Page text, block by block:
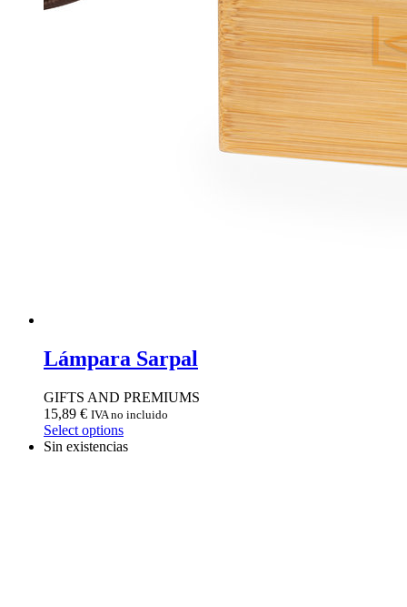
Lámpara Sarpal
GIFTS AND PREMIUMS
15,89 € IVA no incluido
Select options
Sin existencias